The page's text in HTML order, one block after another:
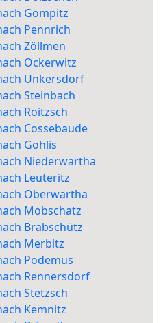
Gompitz
Pennrich
Zöllmen
Ockerwitz
Unkersdorf
Steinbach
Roitzsch
Cossebaude
Gohlis
Niederwartha
Leuteritz
Oberwartha
Mobschatz
Brabschütz
Merbitz
Podemus
Rennersdorf
Stetzsch
Kemnitz